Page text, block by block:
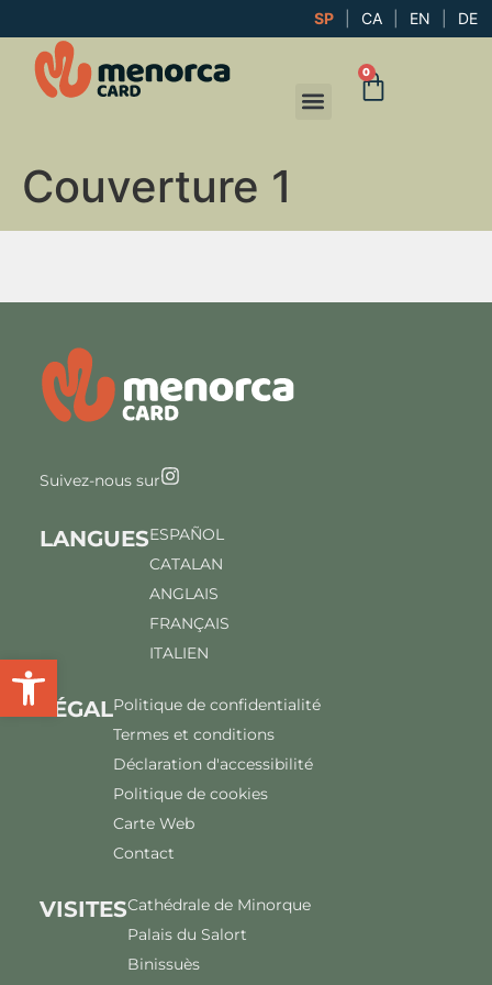
Ouvrir la barre d'outils
SP CA EN DE
0
Couverture 1
Suivez-nous sur
VISITESCathédrale de Minorque
Palais du Salort
Binissuès
LANGUESESPAÑOL
CATALAN
ANGLAIS
FRANÇAIS
ITALIEN
LÉGALPolitique de confidentialité
Termes et conditions
Déclaration d'accessibilité
Politique de cookies
Carte Web
Contact